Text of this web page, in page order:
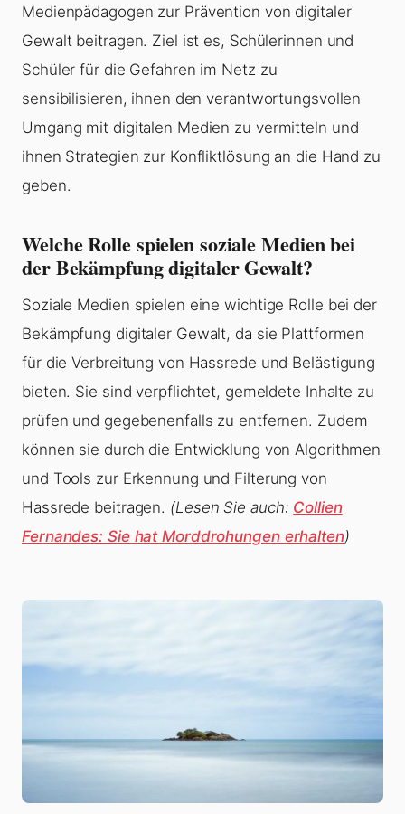
Medienpädagogen zur Prävention von digitaler
Gewalt beitragen. Ziel ist es, Schülerinnen und
Schüler für die Gefahren im Netz zu
sensibilisieren, ihnen den verantwortungsvollen
Umgang mit digitalen Medien zu vermitteln und
ihnen Strategien zur Konfliktlösung an die Hand zu
geben.
Welche Rolle spielen soziale Medien bei
der Bekämpfung digitaler Gewalt?
Soziale Medien spielen eine wichtige Rolle bei der
Bekämpfung digitaler Gewalt, da sie Plattformen
für die Verbreitung von Hassrede und Belästigung
bieten. Sie sind verpflichtet, gemeldete Inhalte zu
prüfen und gegebenenfalls zu entfernen. Zudem
können sie durch die Entwicklung von Algorithmen
und Tools zur Erkennung und Filterung von
Hassrede beitragen. (Lesen Sie auch: Collien
Fernandes: Sie hat Morddrohungen erhalten)